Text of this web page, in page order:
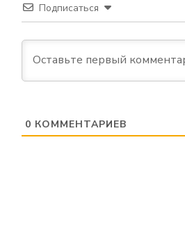
Подписаться
0 КОММЕНТАРИЕВ